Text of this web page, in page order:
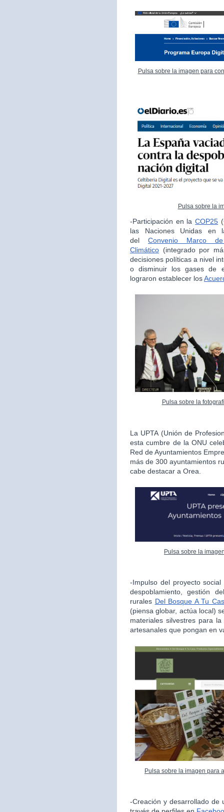
Pulsa sobre la imagen para
Pulsa sobre la
-Participación en laCOP25
las Naciones Unidas en
del Convenio Marco
Climático (integrado por
decisiones políticas a nivel
o disminuir los gases de
lograron establecer los
Pulsa sobre la
La UPTA (Unión de
esta cumbre de la ONU
Red de Ayuntamientos
más de 300 ayuntamientos
cabe destacar a Orea.
Pulsa sobre la
-Impulso del proyecto
despoblamiento, gestión
rurales Del Bosque A Tu
(piensa globar, actúa local)
materiales silvestres para
artesanales que pongan en
Pulsa sobre la imagen para
-Creación y desarrollado de